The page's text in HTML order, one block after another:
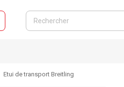
Etui de transport Breitling